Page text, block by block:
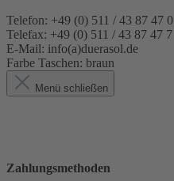
Telefon: +49 (0) 511 / 43 87 47 0
Telefax: +49 (0) 511 / 43 87 47 7
E-Mail: info(a)duerasol.de
Farbe Taschen: braun
Menü schließen
Zahlungsmethoden